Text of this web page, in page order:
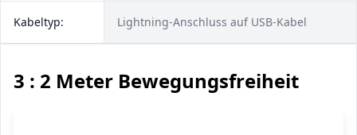
Kabeltyp: Lightning-Anschluss auf USB-Kabel
3 : 2 Meter Bewegungsfreiheit